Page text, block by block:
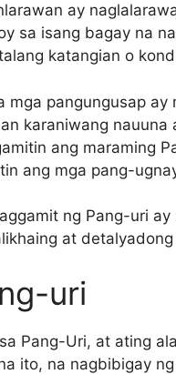
ay
sa isang bagay na
katangian o
mga pangungusap ay
karaniwang
ang maraming
ang mga pang-ugnay
ng Pang-uri
at
uri
Pang-Uri, at ating
ito, na nagbibigay